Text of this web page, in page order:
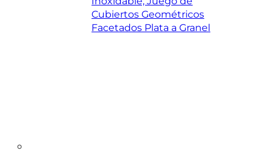
Cubiertos Geométricos
Facetados Plata a Granel